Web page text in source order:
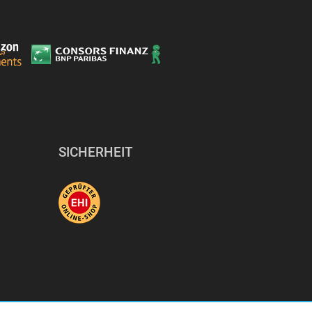
SICHERHEIT